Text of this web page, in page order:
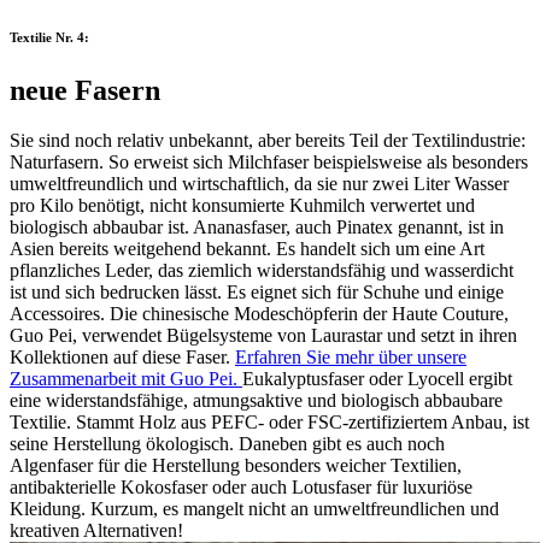
Textilie Nr. 4:
neue Fasern
Sie sind noch relativ unbekannt, aber bereits Teil der Textilindustrie:
Naturfasern. So erweist sich Milchfaser beispielsweise als besonders
umweltfreundlich und wirtschaftlich, da sie nur zwei Liter Wasser
pro Kilo benötigt, nicht konsumierte Kuhmilch verwertet und
biologisch abbaubar ist. Ananasfaser, auch Pinatex genannt, ist in
Asien bereits weitgehend bekannt. Es handelt sich um eine Art
pflanzliches Leder, das ziemlich widerstandsfähig und wasserdicht
ist und sich bedrucken lässt. Es eignet sich für Schuhe und einige
Accessoires. Die chinesische Modeschöpferin der Haute Couture,
Guo Pei, verwendet Bügelsysteme von Laurastar und setzt in ihren
Kollektionen auf diese Faser. Erfahren Sie mehr über unsere
Zusammenarbeit mit Guo Pei. Eukalyptusfaser oder Lyocell ergibt
eine widerstandsfähige, atmungsaktive und biologisch abbaubare
Textilie. Stammt Holz aus PEFC- oder FSC-zertifiziertem Anbau, ist
seine Herstellung ökologisch. Daneben gibt es auch noch
Algenfaser für die Herstellung besonders weicher Textilien,
antibakterielle Kokosfaser oder auch Lotusfaser für luxuriöse
Kleidung. Kurzum, es mangelt nicht an umweltfreundlichen und
kreativen Alternativen!